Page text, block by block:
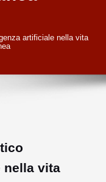
artificiale nella vita
nella vita